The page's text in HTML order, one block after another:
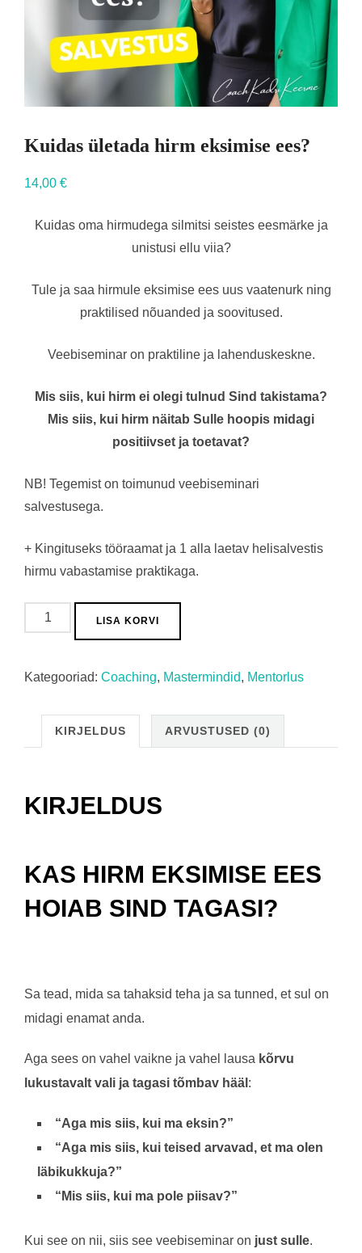
Kuidas ületada hirm eksimise ees?
14,00 €
Kuidas oma hirmudega silmitsi seistes eesmärke ja
unistusi ellu viia?
Tule ja saa hirmule eksimise ees uus vaatenurk ning
praktilised nõuanded ja soovitused.
Veebiseminar on praktiline ja lahenduskeskne.
Mis siis, kui hirm ei olegi tulnud Sind takistama?
Mis siis, kui hirm näitab Sulle hoopis midagi
positiivset ja toetavat?
NB! Tegemist on toimunud veebiseminari
salvestusega.
+ Kingituseks tööraamat ja 1 alla laetav helisalvestis
hirmu vabastamise praktikaga.
Kuidas
ületada
eksimise
kogus
LISA KORVI
Kategooriad: Coaching, Mastermindid, Mentorlus
KIRJELDUS ARVUSTUSED (0)
KIRJELDUS
KAS HIRM EKSIMISE EES
HOIAB SIND TAGASI?
Sa tead, mida sa tahaksid teha ja sa tunned, et sul on
midagi enamat anda.
Aga sees on vahel vaikne ja vahel lausa kõrvu
lukustavalt vali ja tagasi tõmbav hääl :
“Aga mis siis, kui ma eksin?”
“Aga mis siis, kui teised arvavad, et ma olen
läbikukkuja?”
“Mis siis, kui ma pole piisav?”
Kui see on nii, siis see veebiseminar on just sulle.